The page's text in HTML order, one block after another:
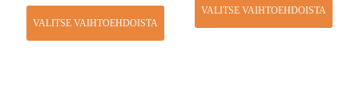
VALITSE VAIHTOEHDOISTA
VALITSE VAIHTOEHDOISTA